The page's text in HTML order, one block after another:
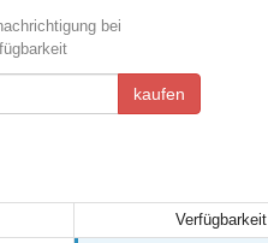
bei
kaufen
Verfügbarkeit